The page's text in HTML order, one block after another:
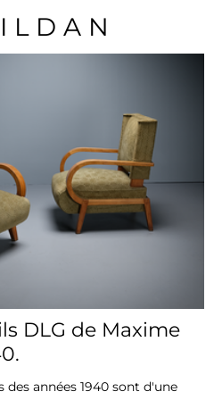
DLG de Maxime
des années 1940 sont d'une